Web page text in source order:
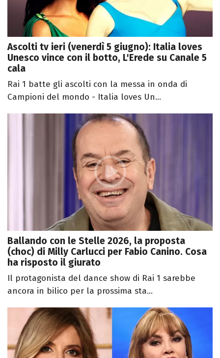
Ascolti tv ieri (venerdì 5 giugno): Italia loves
Unesco vince con il botto, L'Erede su Canale 5
cala
Rai 1 batte gli ascolti con la messa in onda di
Campioni del mondo - Italia loves Un...
Ballando con le Stelle 2026, la proposta
(choc) di Milly Carlucci per Fabio Canino. Cosa
ha risposto il giurato
Il protagonista del dance show di Rai 1 sarebbe
ancora in bilico per la prossima sta...